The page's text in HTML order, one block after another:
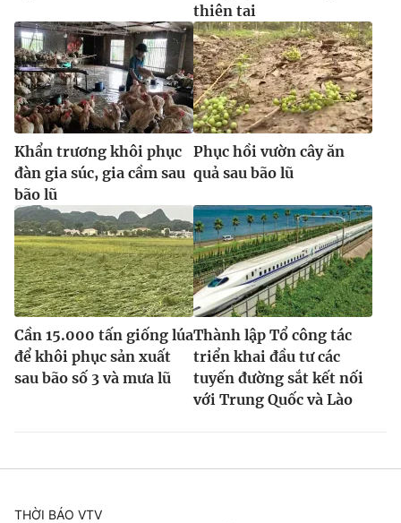
thiên tai
Khẩn trương khôi phục
đàn gia súc, gia cầm sau
bão lũ
Phục hồi vườn cây ăn
quả sau bão lũ
Cần 15.000 tấn giống lúa
để khôi phục sản xuất
sau bão số 3 và mưa lũ
Thành lập Tổ công tác
triển khai đầu tư các
tuyến đường sắt kết nối
với Trung Quốc và Lào
THỜI BÁO VTV